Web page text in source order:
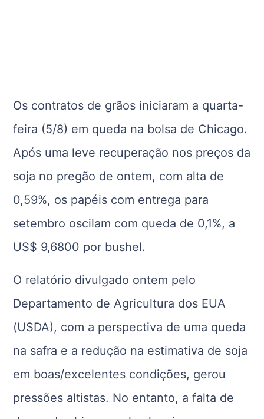
Os contratos de grãos iniciaram a quarta-
feira (5/8) em queda na bolsa de Chicago.
Após uma leve recuperação nos preços da
soja no pregão de ontem, com alta de
0,59%, os papéis com entrega para
setembro oscilam com queda de 0,1%, a
US$ 9,6800 por bushel.
O relatório divulgado ontem pelo
Departamento de Agricultura dos EUA
(USDA), com a perspectiva de uma queda
na safra e a redução na estimativa de soja
em boas/excelentes condições, gerou
pressões altistas. No entanto, a falta de